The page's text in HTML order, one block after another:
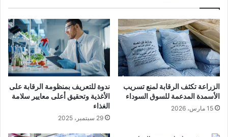
الزراعة تكثف الرقابة لمنع تسريب
الأسمدة المدعمة للسوق السوداء
15 مارس، 2026
ندوة للتعريف بمنظومة الرقابة على
الأغذية وتحقيق أعلى معايير سلامة
الغذاء
29 سبتمبر، 2025